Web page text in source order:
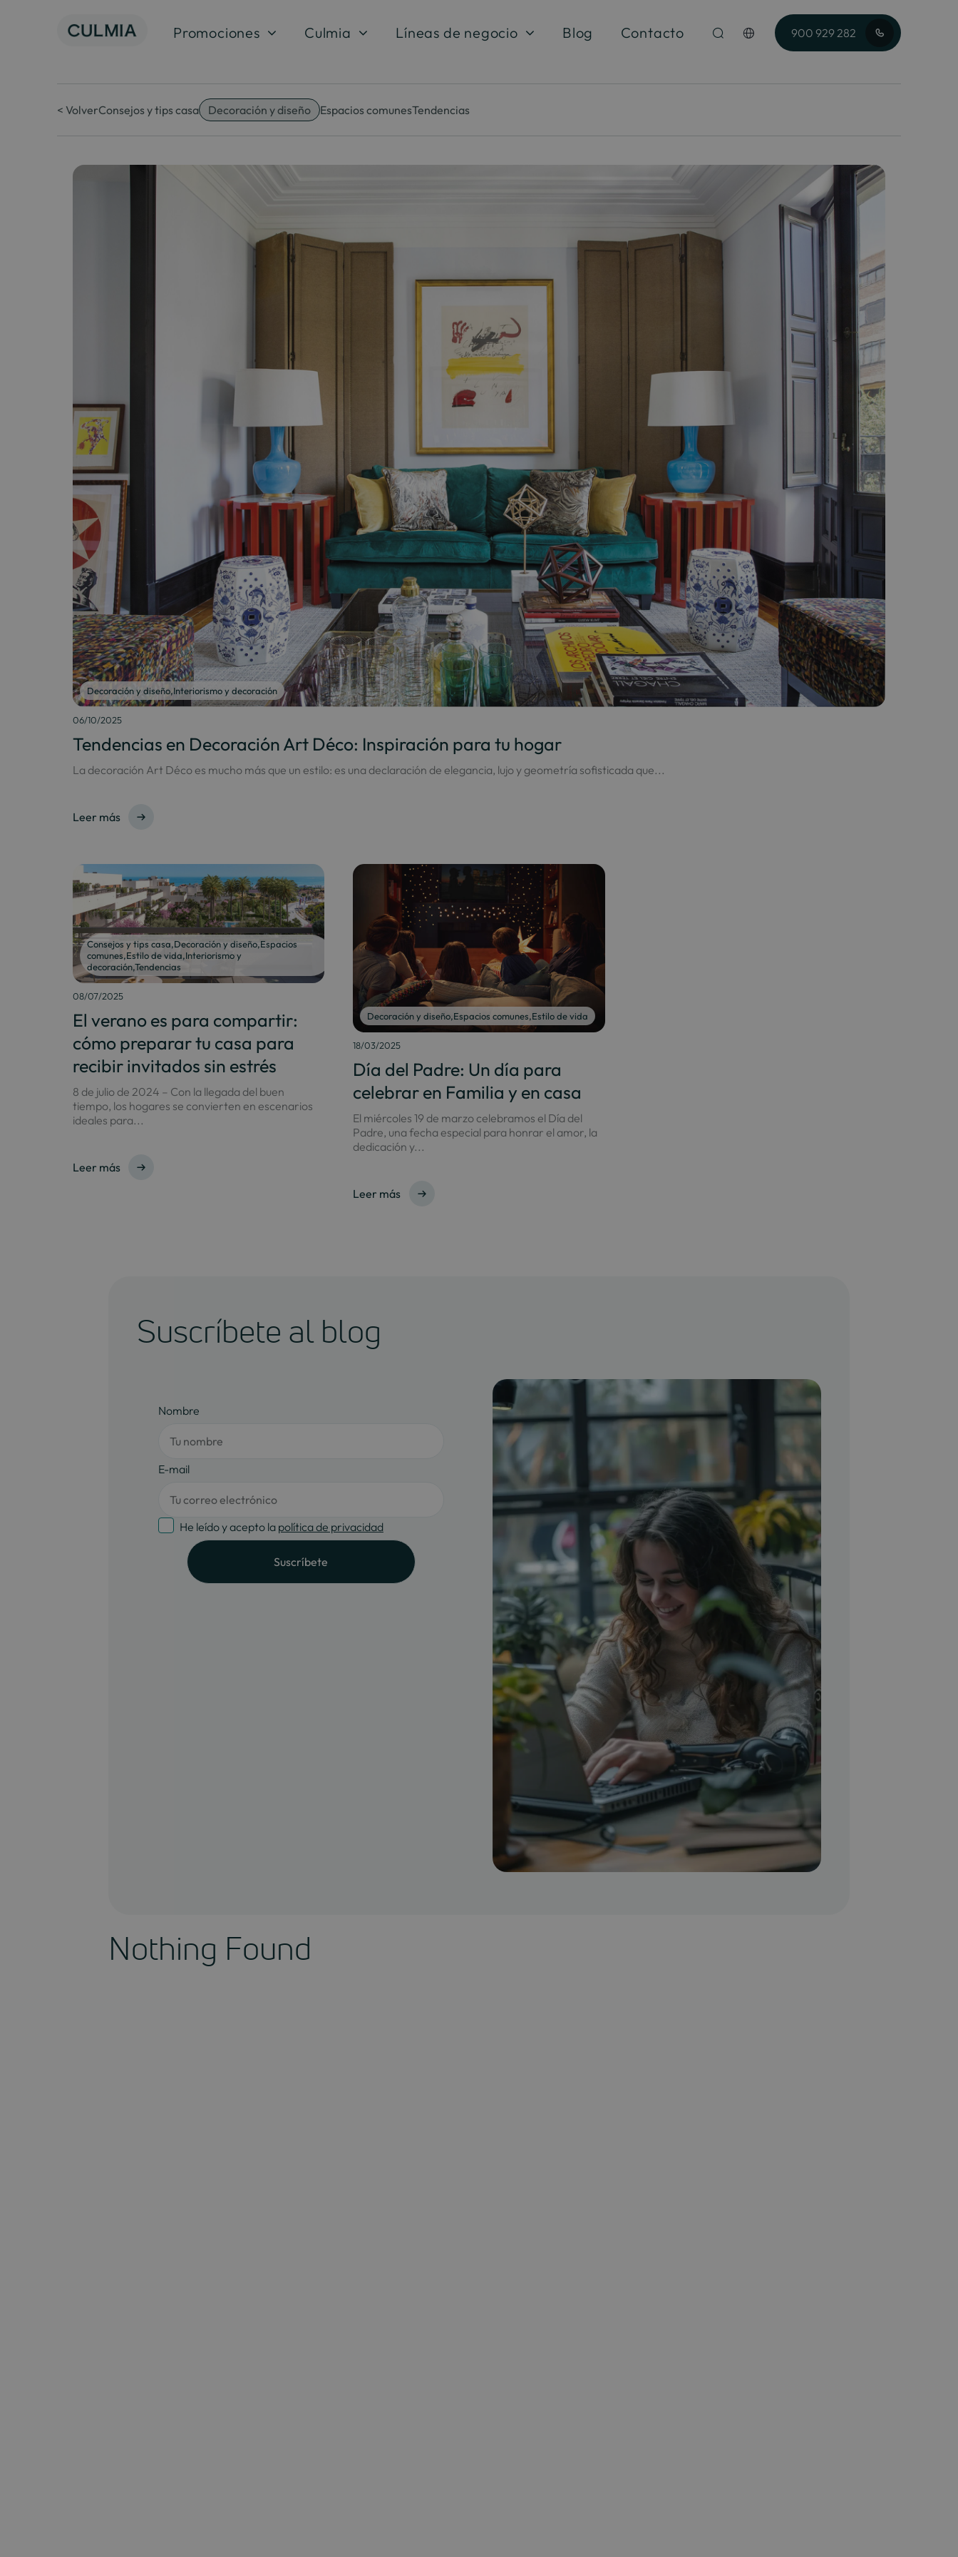
Promociones Culmia Líneas de negocio Blog Contacto 900 929 282
< VolverConsejos y tips casa Decoración y diseño Espacios comunesTendencias
Decoración y diseño,Interiorismo y decoración
06/10/2025
Tendencias en Decoración Art Déco: Inspiración para tu hogar
La decoración Art Déco es mucho más que un estilo: es una declaración de elegancia, lujo y geometría sofisticada que...
Leer más
Consejos y tips casa,Decoración y diseño,Espacios
comunes,Estilo de vida,Interiorismo y
decoración,Tendencias
08/07/2025
El verano es para compartir:
cómo preparar tu casa para
recibir invitados sin estrés
8 de julio de 2024 – Con la llegada del buen
tiempo, los hogares se convierten en escenarios
ideales para...
Leer más
Decoración y diseño,Espacios comunes,Estilo de vida
18/03/2025
Día del Padre: Un día para
celebrar en Familia y en casa
El miércoles 19 de marzo celebramos el Día del
Padre, una fecha especial para honrar el amor, la
dedicación y...
Leer más
Suscríbete al blog
Nombre
E-mail
He leído y acepto la política de privacidad
Nothing Found